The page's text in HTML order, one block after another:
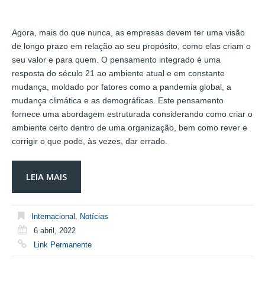
Agora, mais do que nunca, as empresas devem ter uma visão
de longo prazo em relação ao seu propósito, como elas criam o
seu valor e para quem. O pensamento integrado é uma
resposta do século 21 ao ambiente atual e em constante
mudança, moldado por fatores como a pandemia global, a
mudança climática e as demográficas. Este pensamento
fornece uma abordagem estruturada considerando como criar o
ambiente certo dentro de uma organização, bem como rever e
corrigir o que pode, às vezes, dar errado.
LEIA MAIS
Internacional , Notícias
6 abril, 2022
Link Permanente